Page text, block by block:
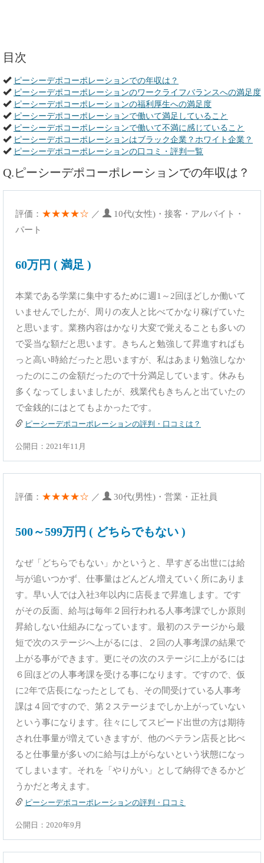
目次
ピーシーデポコーポレーションでの年収は？
ピーシーデポコーポレーションのワークライフバランスへの満足度
ピーシーデポコーポレーションの福利厚生への満足度
ピーシーデポコーポレーションで働いて満足していること
ピーシーデポコーポレーションで働いて不満に感じていること
ピーシーデポコーポレーションはブラック企業？ホワイト企業？
ピーシーデポコーポレーションの口コミ・評判一覧
Q.ピーシーデポコーポレーションでの年収は？
評価： ★★★★☆ ／
10代(女性)・接客・アルバイト・
パート
60万円 ( 満足 )
本業である学業に集中するために週1～2回ほどしか働いて
いませんでしたが、周りの友人と比べてかなり稼げていた
と思います。業務内容はかなり大変で覚えることも多いの
で妥当な額だと思います。きちんと勉強して昇進すればも
っと高い時給だったと思いますが、私はあまり勉強しなか
ったのにこの金額だったので十分満足しています。休みも
多くなってしまいましたが、残業代もきちんと出ていたの
で金銭的にはとてもよかったです。
ピーシーデポコーポレーションの評判・口コミは？
公開日：2021年11月
評価： ★★★★☆ ／ 30代(男性)・営業・正社員
500～599万円 ( どちらでもない )
なぜ「どちらでもない」かというと、早すぎる出世には給
与が追いつかず、仕事量はどんどん増えていく所にありま
す。早い人では入社3年以内に店長まで昇進します。です
がその反面、給与は毎年２回行われる人事考課でしか原則
昇給しない仕組みになっています。最初のステージから最
短で次のステージへ上がるには、２回の人事考課の結果で
上がる事ができます。更にその次のステージに上がるには
６回ほどの人事考課を受ける事になります。ですので、仮
に2年で店長になったとしても、その間受けている人事考
課は４回ですので、第２ステージまでしか上がっていない
という事になります。往々にしてスピード出世の方は期待
され仕事量が増えていきますが、他のベテラン店長と比べ
ると仕事量が多いのに給与は上がらないという状態になっ
てしまいます。それを「やりがい」として納得できるかど
うかだと考えます。
ピーシーデポコーポレーションの評判・口コミ
公開日：2020年9月